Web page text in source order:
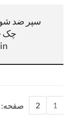
سپر ضد
1
2 صفحه: